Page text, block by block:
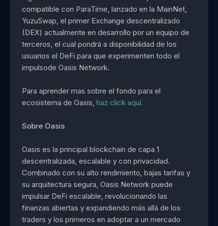
compatible con ParaTime, lanzado en la MainNet,
YuzuSwap, el primer Exchange descentralizado
(DEX) actualmente en desarrollo por un equipo de
terceros, el cual pondrá a disponibilidad de los
usuarios el DeFi para que experimenten todo el
impulsode Oasis Network.
Para aprender mas sobre el fondo para el
ecosistema de Oasis, haz click aquí.
Sobre Oasis
Oasis es la principal blockchain de capa 1
descentralizada, escalable y con privacidad.
Combinado con su alto rendimiento, bajas tarifas y
su arquitectura segura, Oasis Network puede
impulsar DeFi escalable, revolucionando las
finanzas abiertas y expandiendo más allá de los
traders y los primeros en adoptar a un mercado